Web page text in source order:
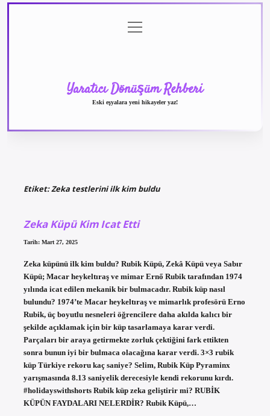
menüyü
aç
Yaratıcı Dönüşüm Rehberi
Eski eşyalara yeni hikayeler yaz!
Etiket:Zeka testlerini ilk kim buldu
Zeka Küpü Kim Icat Etti
Tarih: Mart 27, 2025
Zeka küpünü ilk kim buldu? Rubik Küpü, Zekâ Küpü veya Sabır
Küpü; Macar heykeltıraş ve mimar Ernő Rubik tarafından 1974
yılında icat edilen mekanik bir bulmacadır. Rubik küp nasıl
bulundu? 1974’te Macar heykeltıraş ve mimarlık profesörü Erno
Rubik, üç boyutlu nesneleri öğrencilere daha akılda kalıcı bir
şekilde açıklamak için bir küp tasarlamaya karar verdi.
Parçaları bir araya getirmekte zorluk çektiğini fark ettikten
sonra bunun iyi bir bulmaca olacağına karar verdi. 3×3 rubik
küp Türkiye rekoru kaç saniye? Selim, Rubik Küp Pyraminx
yarışmasında 8.13 saniyelik derecesiyle kendi rekorunu kırdı.
#holidayswithshorts Rubik küp zeka geliştirir mi? RUBİK
KÜPÜN FAYDALARI NELERDİR? Rubik Küpü,…